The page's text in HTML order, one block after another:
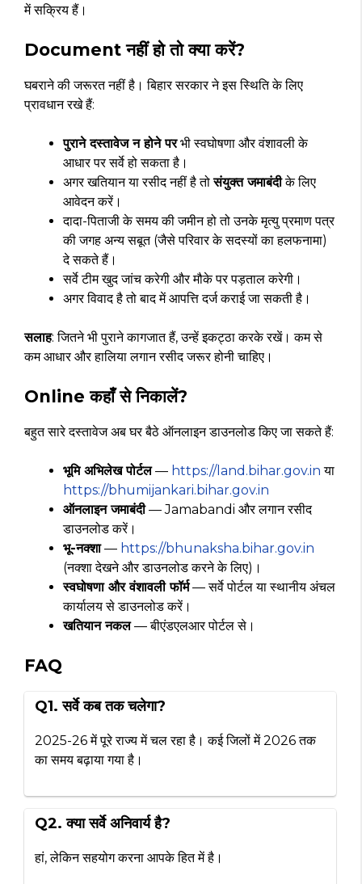
में सक्रिय हैं।
Document नहीं हो तो क्या करें?
घबराने की जरूरत नहीं है। बिहार सरकार ने इस स्थिति के लिए
प्रावधान रखे हैं:
पुराने दस्तावेज न होने परभी स्वघोषणा और वंशावली के
आधार पर सर्वे हो सकता है।
अगर खतियान या रसीद नहीं है तोसंयुक्त जमाबंदीके लिए
आवेदन करें।
दादा-पिताजी के समय की जमीन हो तो उनके मृत्यु प्रमाण पत्र
की जगह अन्य सबूत (जैसे परिवार के सदस्यों का हलफनामा)
दे सकते हैं।
सर्वे टीम खुद जांच करेगी और मौके पर पड़ताल करेगी।
अगर विवाद है तो बाद में आपत्ति दर्ज कराई जा सकती है।
सलाह: जितने भी पुराने कागजात हैं, उन्हें इकट्ठा करके रखें। कम से
कम आधार और हालिया लगान रसीद जरूर होनी चाहिए।
Online कहाँ से निकालें?
बहुत सारे दस्तावेज अब घर बैठे ऑनलाइन डाउनलोड किए जा सकते हैं:
भूमि अभिलेख पोर्टल— https://land.bihar.gov.in या
https://bhumijankari.bihar.gov.in
ऑनलाइन जमाबंदी— Jamabandi और लगान रसीद
डाउनलोड करें।
भू-नक्शा— https://bhunaksha.bihar.gov.in
(नक्शा देखने और डाउनलोड करने के लिए)।
स्वघोषणा और वंशावली फॉर्म— सर्वे पोर्टल या स्थानीय अंचल
कार्यालय से डाउनलोड करें।
खतियान नकल— बीएंडएलआर पोर्टल से।
FAQ
Q1. सर्वे कब तक चलेगा?
2025-26 में पूरे राज्य में चल रहा है। कई जिलों में 2026 तक
का समय बढ़ाया गया है।
Q2. क्या सर्वे अनिवार्य है?
हां, लेकिन सहयोग करना आपके हित में है।